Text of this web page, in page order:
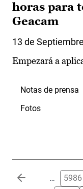
horas para
Geacam
13 de
Empezará a
Notas de prensa
Fotos
Paginación … 5986